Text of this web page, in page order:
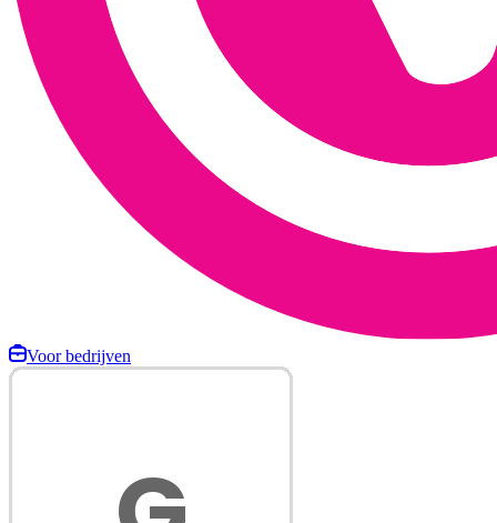
Voor bedrijven